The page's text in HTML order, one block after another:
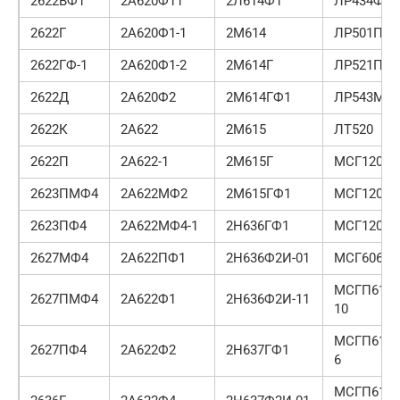
2622Г
2А620Ф1-1 2М614
2622ГФ-1
2А620Ф1-2 2М614Г
2622Д
2А620Ф2 2М614ГФ1
2622К
2А622 2М615
ЛТ520
2622П
2А622-1 2М615Г
2623ПМФ4
2А622МФ2 2М615ГФ1
2623ПФ4
2А622МФ4-1 2Н636ГФ1
2627МФ4
2А622ПФ1 2Н636Ф2И-01
2627ПМФ4 2А622Ф1 2Н636Ф2И-11
10
2627ПФ4 2А622Ф2 2Н637ГФ1
6